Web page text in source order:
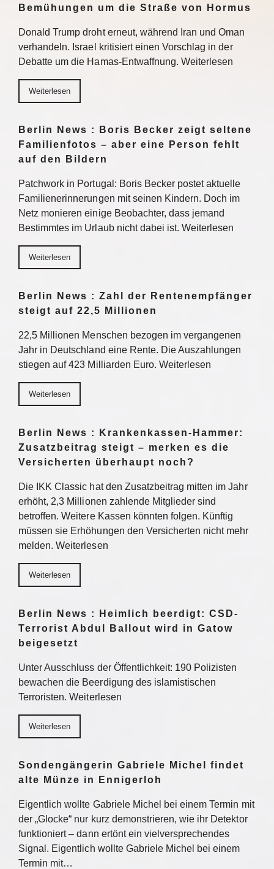
Bemühungen um die Straße von Hormus
Donald Trump droht erneut, während Iran und Oman
verhandeln. Israel kritisiert einen Vorschlag in der
Debatte um die Hamas-Entwaffnung. Weiterlesen
Weiterlesen
Berlin News : Boris Becker zeigt seltene
Familienfotos – aber eine Person fehlt
auf den Bildern
Patchwork in Portugal: Boris Becker postet aktuelle
Familienerinnerungen mit seinen Kindern. Doch im
Netz monieren einige Beobachter, dass jemand
Bestimmtes im Urlaub nicht dabei ist. Weiterlesen
Weiterlesen
Berlin News : Zahl der Rentenempfänger
steigt auf 22,5 Millionen
22,5 Millionen Menschen bezogen im vergangenen
Jahr in Deutschland eine Rente. Die Auszahlungen
stiegen auf 423 Milliarden Euro. Weiterlesen
Weiterlesen
Berlin News : Krankenkassen-Hammer:
Zusatzbeitrag steigt – merken es die
Versicherten überhaupt noch?
Die IKK Classic hat den Zusatzbeitrag mitten im Jahr
erhöht, 2,3 Millionen zahlende Mitglieder sind
betroffen. Weitere Kassen könnten folgen. Künftig
müssen sie Erhöhungen den Versicherten nicht mehr
melden. Weiterlesen
Weiterlesen
Berlin News : Heimlich beerdigt: CSD-
Terrorist Abdul Ballout wird in Gatow
beigesetzt
Unter Ausschluss der Öffentlichkeit: 190 Polizisten
bewachen die Beerdigung des islamistischen
Terroristen. Weiterlesen
Weiterlesen
Sondengängerin Gabriele Michel findet
alte Münze in Ennigerloh
Eigentlich wollte Gabriele Michel bei einem Termin mit
der „Glocke“ nur kurz demonstrieren, wie ihr Detektor
funktioniert – dann ertönt ein vielversprechendes
Signal. Eigentlich wollte Gabriele Michel bei einem
Termin mit…